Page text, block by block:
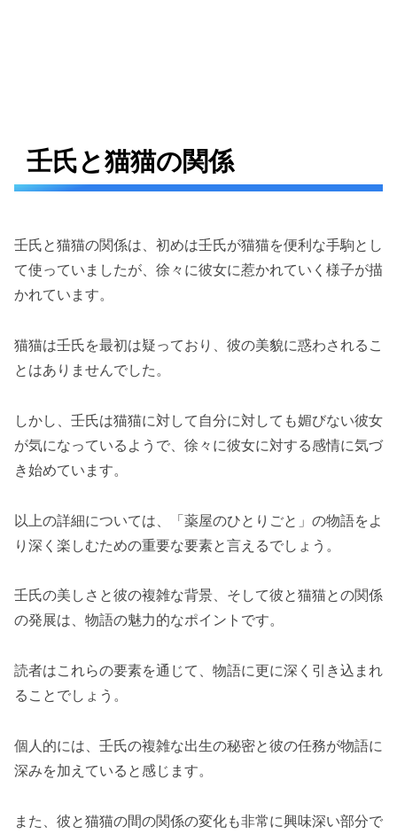
壬氏と猫猫の関係
壬氏と猫猫の関係は、初めは壬氏が猫猫を便利な手駒とし
て使っていましたが、徐々に彼女に惹かれていく様子が描
かれています。
猫猫は壬氏を最初は疑っており、彼の美貌に惑わされるこ
とはありませんでした。
しかし、壬氏は猫猫に対して自分に対しても媚びない彼女
が気になっているようで、徐々に彼女に対する感情に気づ
き始めています​​。
以上の詳細については、「薬屋のひとりごと」の物語をよ
り深く楽しむための重要な要素と言えるでしょう。
壬氏の美しさと彼の複雑な背景、そして彼と猫猫との関係
の発展は、物語の魅力的なポイントです。
読者はこれらの要素を通じて、物語に更に深く引き込まれ
ることでしょう。
個人的には、壬氏の複雑な出生の秘密と彼の任務が物語に
深みを加えていると感じます。
また、彼と猫猫の間の関係の変化も非常に興味深い部分で